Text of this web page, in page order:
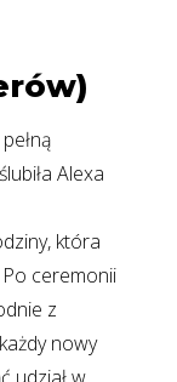
Alexa
która
ceremonii
z
nowy